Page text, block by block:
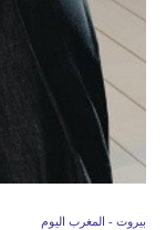
بيروت - المغرب اليوم